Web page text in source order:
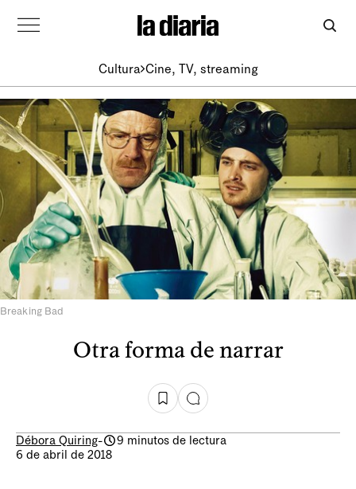
Cultura Cine, TV, streaming
Breaking Bad
Otra forma de narrar
Débora Quiring-
9 minutos de lectura
6 de abril de 2018